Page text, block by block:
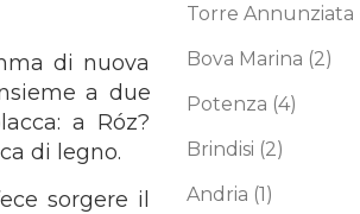
di nuova
a due
a Róz?
di legno.
sorgere il
Torre Annunziata
Bova Marina (2)
Potenza (4)
Brindisi (2)
Andria (1)